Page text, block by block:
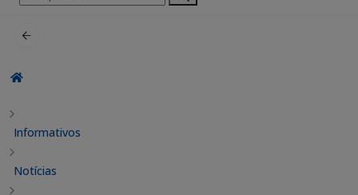
por:
Informativos
Notícias